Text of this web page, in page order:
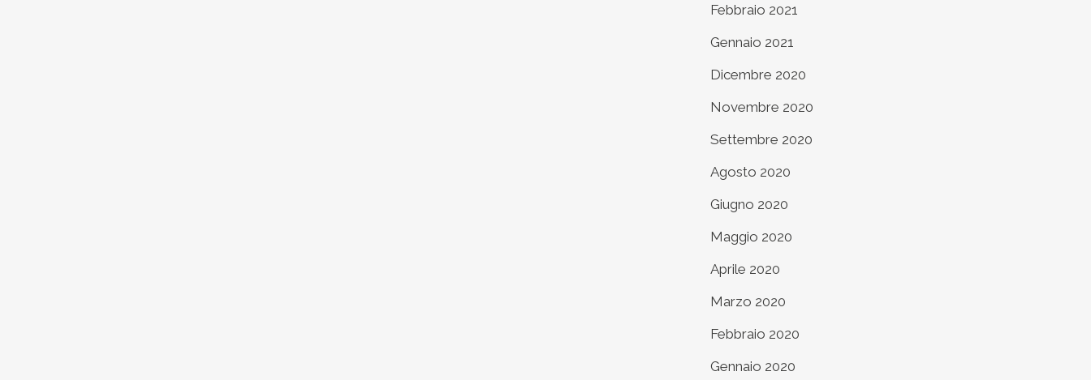
Febbraio 2021
Gennaio 2021
Dicembre 2020
Novembre 2020
Settembre 2020
Agosto 2020
Giugno 2020
Maggio 2020
Aprile 2020
Marzo 2020
Febbraio 2020
Gennaio 2020